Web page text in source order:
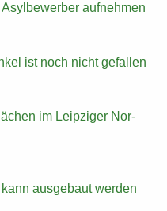
auf­neh­men
ist noch nicht ge­fal­len
im Leip­zi­ger Nor­
aus­ge­baut wer­den